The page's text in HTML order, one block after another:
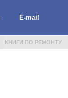
E-mail
КНИГИ ПО РЕМОНТУ